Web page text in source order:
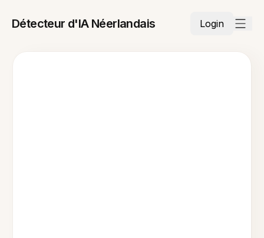
Détecteur d'IA Néerlandais Login